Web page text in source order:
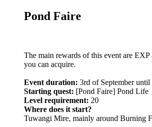
Pond Faire
The main rewards of this event are EXP
you can acquire.
Event duration: 3rd of September
Starting quest: [Pond Faire] Pond Life
Level requirement: 20
Where does it start?
Tuwangi Mire, mainly around Burning